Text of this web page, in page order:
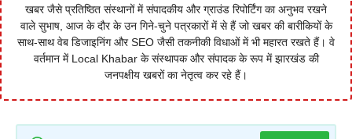
खबर जैसे प्रतिष्ठित संस्थानों में संपादकीय और ग्राउंड रिपोर्टिंग का अनुभव रखने
वाले सुभाष, आज के दौर के उन गिने-चुने पत्रकारों में से हैं जो खबर की बारीकियों के
साथ-साथ वेब डिजाइनिंग और SEO जैसी तकनीकी विधाओं में भी महारत रखते हैं। वे
वर्तमान में Local Khabar के संस्थापक और संपादक के रूप में झारखंड की
जनपक्षीय खबरों का नेतृत्व कर रहे हैं।